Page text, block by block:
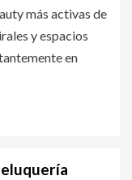
más activas de
y espacios
en